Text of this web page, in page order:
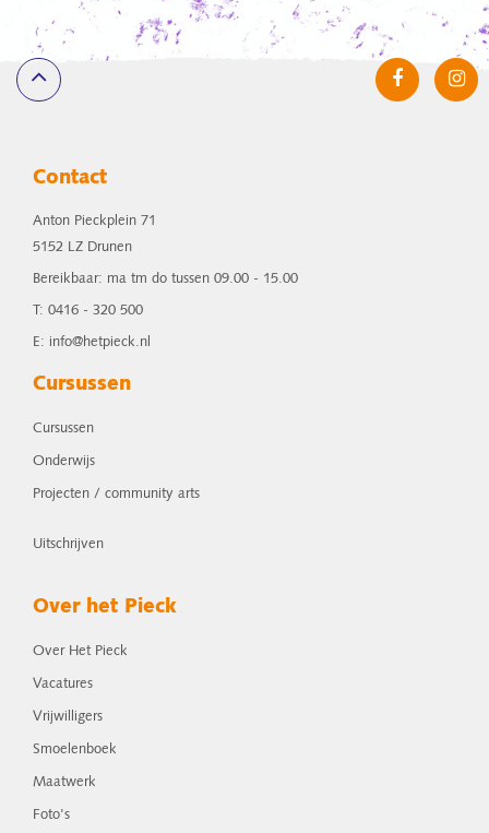
Contact
Anton Pieckplein 71
5152 LZ Drunen
Bereikbaar: ma tm do tussen 09.00 - 15.00
T: 0416 - 320 500
E: info@hetpieck.nl
Cursussen
Cursussen
Onderwijs
Projecten / community arts
Uitschrijven
Over het Pieck
Over Het Pieck
Vacatures
Vrijwilligers
Smoelenboek
Maatwerk
Foto's